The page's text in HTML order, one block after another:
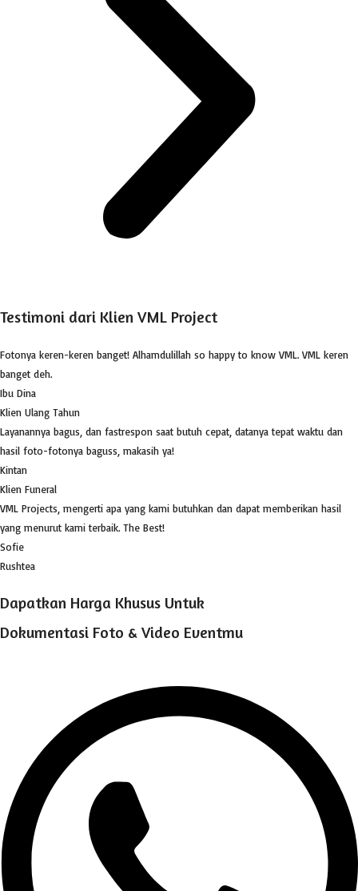
Testimoni dari Klien VML Project
Fotonya keren-keren banget! Alhamdulillah so happy to know VML. VML keren
banget deh.
Ibu Dina
Klien Ulang Tahun
Layanannya bagus, dan fastrespon saat butuh cepat, datanya tepat waktu dan
hasil foto-fotonya baguss, makasih ya!
Kintan
Klien Funeral
VML Projects, mengerti apa yang kami butuhkan dan dapat memberikan hasil
yang menurut kami terbaik. The Best!
Sofie
Rushtea
Dapatkan Harga Khusus Untuk
Dokumentasi Foto & Video Eventmu